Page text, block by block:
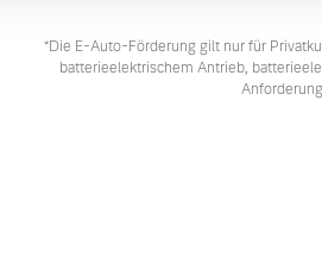
*Die E‑Auto-Förderung gilt nur für
batterieelektrischem Antrieb,